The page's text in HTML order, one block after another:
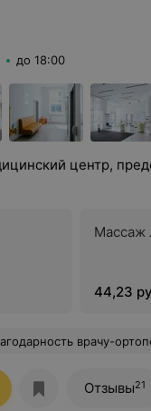
до 18:00
центр,
Массаж
44,23
к моей проблеме, досконально изучил все моменты и назначил комплексное лечение. Все доступно объяснил простым, понятным языком и, что немаловажно, поддержал
Отзывы21